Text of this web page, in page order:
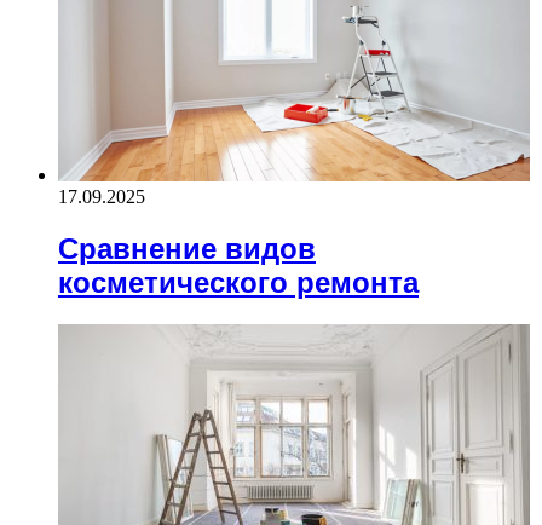
17.09.2025
Сравнение видов
косметического ремонта